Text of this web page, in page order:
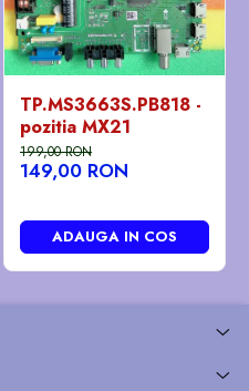
TP.MS3663S.PB818 -
pozitia MX21
199,00 RON
149,00 RON
ADAUGA IN COS